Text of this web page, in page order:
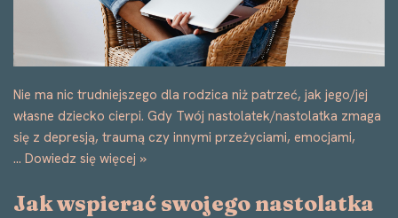
Nie ma nic trudniejszego dla rodzica niż patrzeć, jak jego/jej
własne dziecko cierpi. Gdy Twój nastolatek/nastolatka zmaga
się z depresją, traumą czy innymi przeżyciami, emocjami,
… Dowiedz się więcej »
Jak wspierać swojego nastolatka